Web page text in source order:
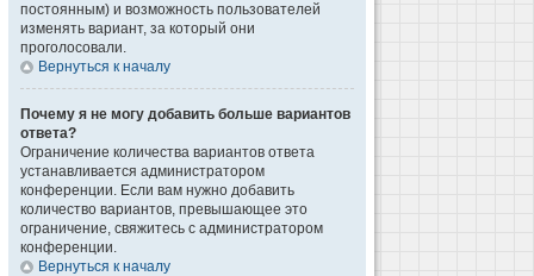
постоянным) и возможность пользователей
изменять вариант, за который они
проголосовали.
Вернуться к началу
Почему я не могу добавить больше вариантов
ответа?
Ограничение количества вариантов ответа
устанавливается администратором
конференции. Если вам нужно добавить
количество вариантов, превышающее это
ограничение, свяжитесь с администратором
конференции.
Вернуться к началу